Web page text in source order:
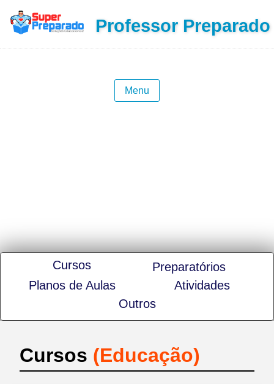
Professor Preparado
Menu
📢CURSOS DE CAPACITAÇÃO
COM CERTIFICADOS!
Certificado Válido em todo o Brasil - Recebimento de
certificado por email e/ou whatsapp - Valor ÚNICO e FIXO -
Cursos
Preparatórios
Planos de Aulas
Atividades
Outros
Cursos (Educação)